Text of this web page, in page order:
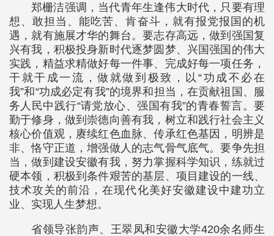
郑栅洁强调，当代青年生逢伟大时代，只要有理
想、敢担当、能吃苦、肯奋斗，就有报党报国的机
遇，就有施展才华的舞台。要志存高远，做到强国复
兴有我，积极投身新时代逐梦圆梦、兴国强国的伟大
实践，精益求精做好每一件事、完成好每一项任务，
干就干成一流，做就做到极致，以“功成不必在
我”和“功成必定有我”的境界和担当，在贡献祖国、服
务人民中践行“请党放心、强国有我”的青春誓言。要
勤于修身，做到崇德向善有我，树立和践行社会主义
核心价值观，赓续红色血脉、传承红色基因，明辨是
非、恪守正道，增强做人的志气骨气底气。要争先担
当，做到建设安徽有我，努力掌握科学知识，练就过
硬本领，积极到条件艰苦的基层、项目建设的一线、
技术攻关的前沿，在现代化美好安徽建设中建功立
业、实现人生梦想。
省领导张韵声、王翠凤和安徽大学420余名师生